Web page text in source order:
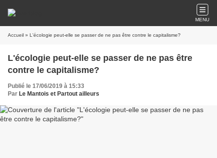
MENU
Accueil » L'écologie peut-elle se passer de ne pas être contre le capitalisme?
L'écologie peut-elle se passer de ne pas être
contre le capitalisme?
Publié le 17/06/2019 à 15:33
Par Le Mantois et Partout ailleurs